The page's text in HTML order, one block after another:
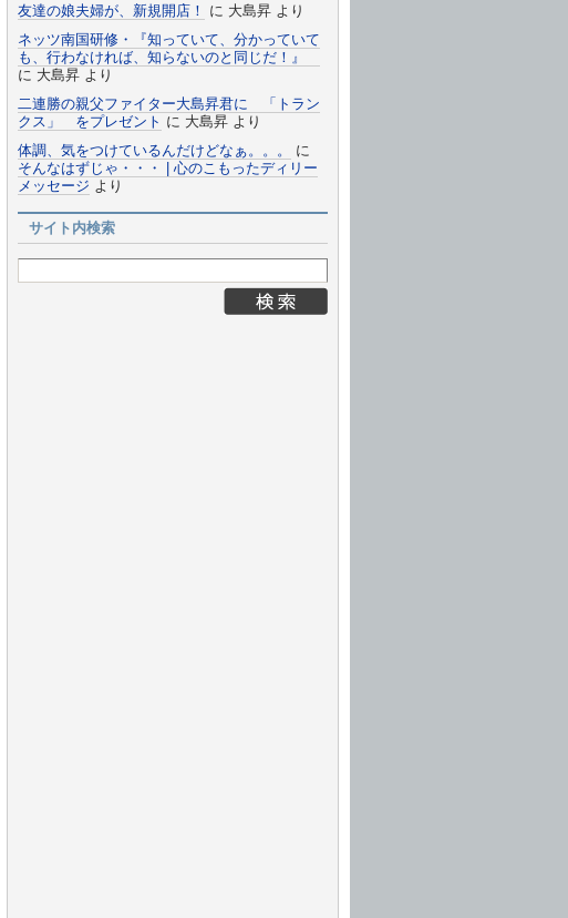
友達の娘夫婦が、新規開店！
に 大島昇 より
ネッツ南国研修・『知っていて、分かっていて
も、行わなければ、知らないのと同じだ！』
に 大島昇 より
二連勝の親父ファイター大島昇君に 「トラン
クス」 をプレゼント に 大島昇 より
体調、気をつけているんだけどなぁ。。。
に
そんなはずじゃ・・・ | 心のこもったディリー
メッセージ より
サイト内検索